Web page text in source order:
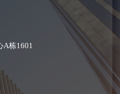
A栋1601